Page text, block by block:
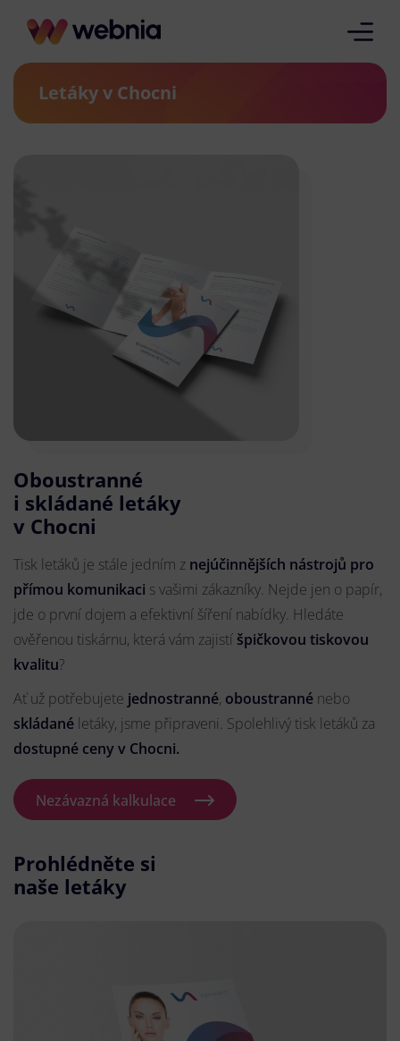
Letáky v Chocni
Oboustranné
i skládané letáky
v Chocni
Tisk letáků je stále jedním z nejúčinnějších nástrojů pro
přímou komunikaci s vašimi zákazníky. Nejde jen o papír,
jde o první dojem a efektivní šíření nabídky. Hledáte
ověřenou tiskárnu, která vám zajistí špičkovou tiskovou
kvalitu?
Ať už potřebujete jednostranné, oboustranné nebo
skládané letáky, jsme připraveni. Spolehlivý tisk letáků za
dostupné ceny v Chocni.
Nezávazná kalkulace
Prohlédněte si
naše letáky